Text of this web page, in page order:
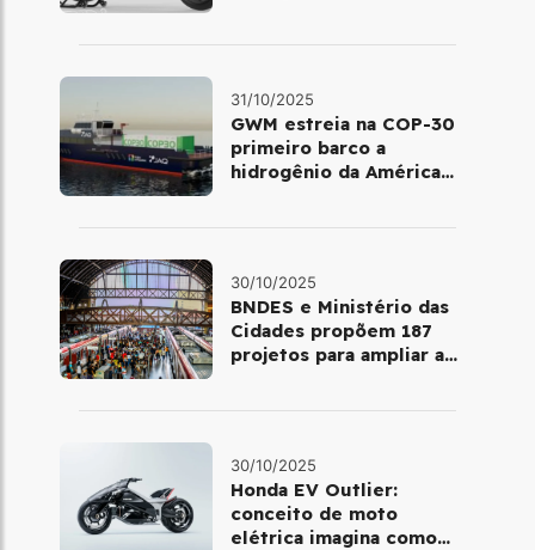
31/10/2025
GWM estreia na COP-30
primeiro barco a
hidrogênio da América
30/10/2025
BNDES e Ministério das
Cidades propõem 187
projetos para ampliar a
30/10/2025
Honda EV Outlier:
conceito de moto
elétrica imagina como